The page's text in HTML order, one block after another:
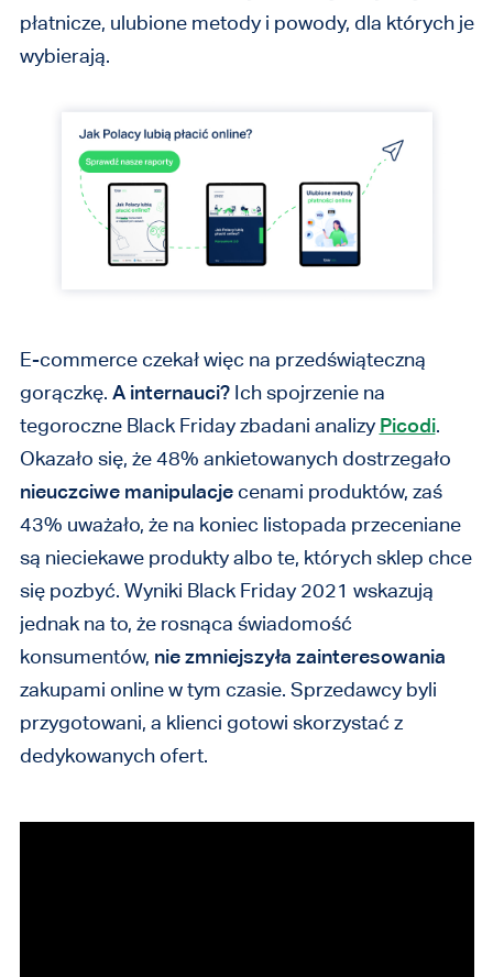
płatnicze, ulubione metody i powody, dla których je
wybierają.
E-commerce czekał więc na przedświąteczną
gorączkę. A internauci?Ich spojrzenie na
tegoroczne Black Friday zbadani analizy Picodi.
Okazało się, że 48% ankietowanych dostrzegało
nieuczciwe manipulacje cenami produktów, zaś
43% uważało, że na koniec listopada przeceniane
są nieciekawe produkty albo te, których sklep chce
się pozbyć. Wyniki Black Friday 2021 wskazują
jednak na to, że rosnąca świadomość
konsumentów, nie zmniejszyła zainteresowania
zakupami online w tym czasie. Sprzedawcy byli
przygotowani, a klienci gotowi skorzystać z
dedykowanych ofert.